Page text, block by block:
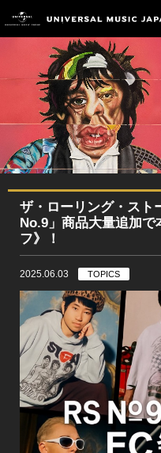
ザ・ローリング・スト
No.9」商品大量追加
フ》！
2025.06.03 TOPICS